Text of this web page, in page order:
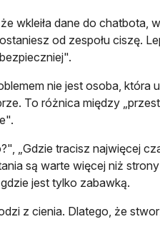
wkleiła dane do chatbota,
od zespołu ciszę.
nie jest osoba, która
To różnica między
„Gdzie tracisz najwięcej
są warte więcej niż
jest tylko zabawką.
z cienia. Dlatego, że